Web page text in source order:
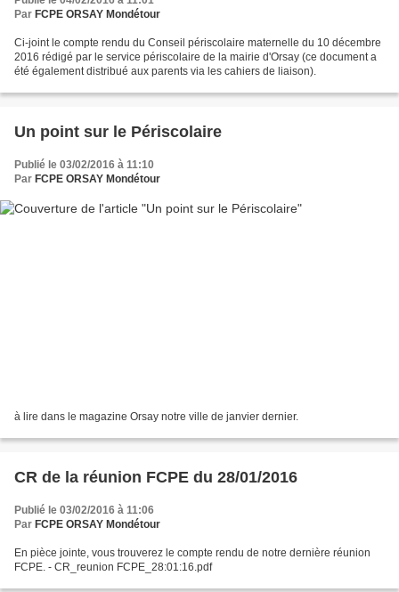
Par FCPE ORSAY Mondétour
Ci-joint le compte rendu du Conseil périscolaire maternelle du 10 décembre
2016 rédigé par le service périscolaire de la mairie d'Orsay (ce document a
été également distribué aux parents via les cahiers de liaison).
Un point sur le Périscolaire
Publié le 03/02/2016 à 11:10
Par FCPE ORSAY Mondétour
à lire dans le magazine Orsay notre ville de janvier dernier.
CR de la réunion FCPE du 28/01/2016
Publié le 03/02/2016 à 11:06
Par FCPE ORSAY Mondétour
En pièce jointe, vous trouverez le compte rendu de notre dernière réunion
FCPE. - CR_reunion FCPE_28:01:16.pdf